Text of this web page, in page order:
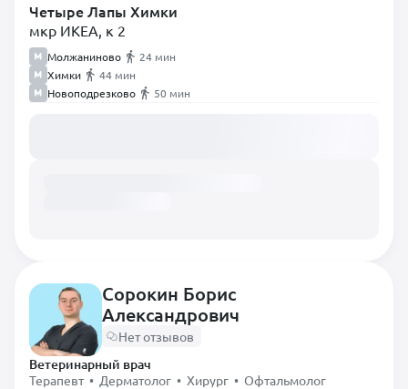
Четыре Лапы Химки
мкр ИКЕА, к 2
Молжаниново
24 мин
Химки
44 мин
Новоподрезково
50 мин
Сорокин Борис
Александрович
Нет отзывов
Ветеринарный врач
Терапевт • Дерматолог • Хирург • Офтальмолог